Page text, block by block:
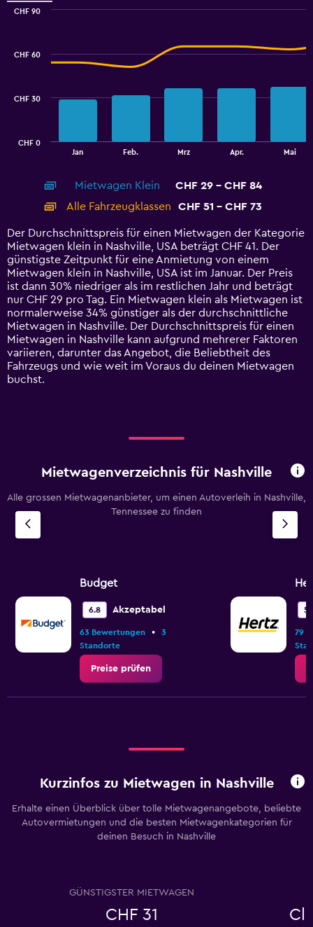
to
displaying
categories.
14
categories.
The
chart
has
1
Y
axis
displaying
values.
Range:
0
to
Jan Feb. Mrz Apr. Mai
CHF 0
CHF 30
CHF 60
CHF 90
End
Mietwagen Klein
CHF 29 - CHF 84
Alle Fahrzeugklassen
CHF 51 - CHF 73
Der Durchschnittspreis für einen Mietwagen der Kategorie
Mietwagen klein in Nashville, USA beträgt CHF 41. Der
günstigste Zeitpunkt für eine Anmietung von einem
Mietwagen klein in Nashville, USA ist im Januar. Der Preis
ist dann 30% niedriger als im restlichen Jahr und beträgt
nur CHF 29 pro Tag. Ein Mietwagen klein als Mietwagen ist
normalerweise 34% günstiger als der durchschnittliche
Mietwagen in Nashville. Der Durchschnittspreis für einen
Mietwagen in Nashville kann aufgrund mehrerer Faktoren
variieren, darunter das Angebot, die Beliebtheit des
Fahrzeugs und wie weit im Voraus du deinen Mietwagen
buchst.
Mietwagenverzeichnis für Nashville
Alle grossen Mietwagenanbieter, um einen Autoverleih in Nashville,
Tennessee zu finden
Budget
6.8 Akzeptabel
63 Bewertungen •
3
Standorte
Preise prüfen
79
Kurzinfos zu Mietwagen in Nashville
Erhalte einen Überblick über tolle Mietwagenangebote, beliebte
Autovermietungen und die besten Mietwagenkategorien für
deinen Besuch in Nashville
GÜNSTIGSTER MIETWAGEN
CHF 31